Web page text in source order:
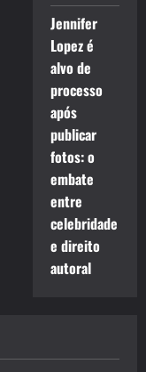
Jennifer
Lopez é
alvo de
processo
após
publicar
fotos: o
embate
entre
celebridade
e direito
autoral